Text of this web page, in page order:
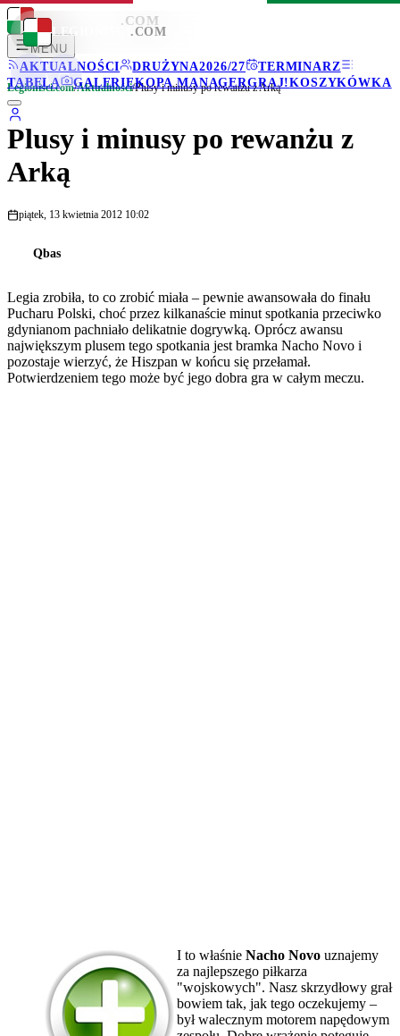
LEGIONISCI .COM
MENU
AKTUALNOŚCI
DRUŻYNA2026/27
TERMINARZ
TABELA
GALERIEKOPA MANAGERGRAJ!KOSZYKÓWKA
LEGIONISCI .COM
Legionisci.com/Aktualności/Plusy i minusy po rewanżu z Arką
Plusy i minusy po rewanżu z
Arką
piątek, 13 kwietnia 2012 10:02
Qbas
Legia zrobiła, to co zrobić miała – pewnie awansowała do finału
Pucharu Polski, choć przez kilkanaście minut spotkania przeciwko
gdynianom pachniało delikatnie dogrywką. Oprócz awansu
największym plusem tego spotkania jest bramka Nacho Novo i
pozostaje wierzyć, że Hiszpan w końcu się przełamał.
Potwierdzeniem tego może być jego dobra gra w całym meczu.
I to właśnie Nacho Novo uznajemy
za najlepszego piłkarza
"wojskowych". Nasz skrzydłowy grał
bowiem tak, jak tego oczekujemy –
był walecznym motorem napędowym